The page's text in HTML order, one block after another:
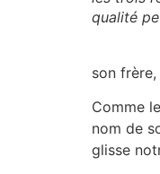
qualité
son
Comme
nom de
glisse